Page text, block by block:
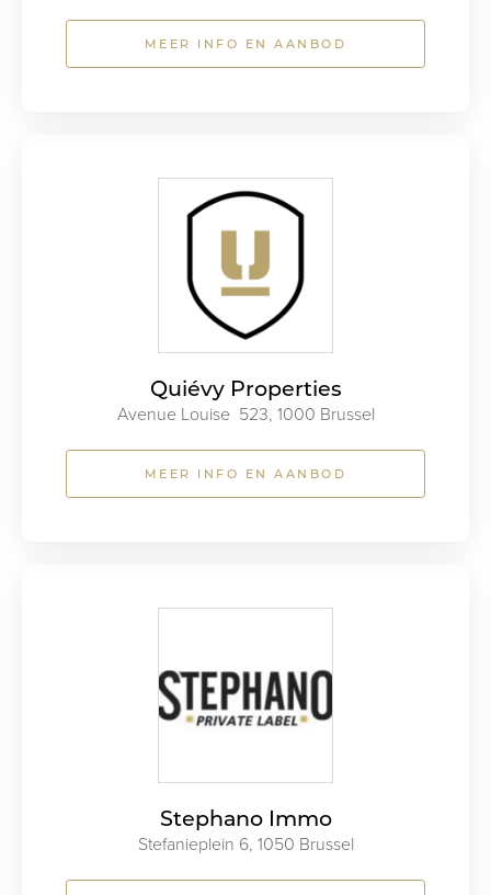
MEER INFO EN AANBOD
Quiévy Properties
Avenue Louise 523, 1000 Brussel
MEER INFO EN AANBOD
Stephano Immo
Stefanieplein 6, 1050 Brussel